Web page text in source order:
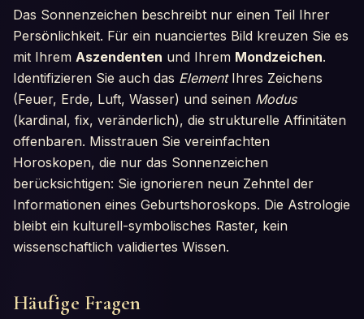
Das Sonnenzeichen beschreibt nur einen Teil Ihrer
Persönlichkeit. Für ein nuanciertes Bild kreuzen Sie es
mit Ihrem Aszendenten und Ihrem Mondzeichen.
Identifizieren Sie auch das ElementIhres Zeichens
(Feuer, Erde, Luft, Wasser) und seinen Modus
(kardinal, fix, veränderlich), die strukturelle Affinitäten
offenbaren. Misstrauen Sie vereinfachten
Horoskopen, die nur das Sonnenzeichen
berücksichtigen: Sie ignorieren neun Zehntel der
Informationen eines Geburtshoroskops. Die Astrologie
bleibt ein kulturell-symbolisches Raster, kein
wissenschaftlich validiertes Wissen.
Häufige Fragen